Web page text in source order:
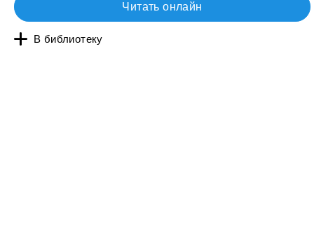
Читать онлайн
В библиотеку